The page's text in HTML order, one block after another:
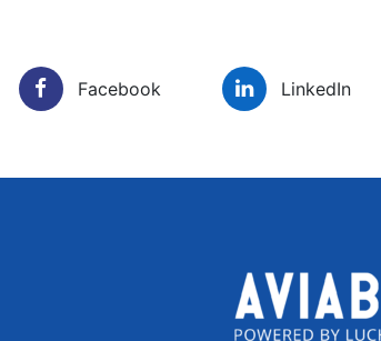
Facebook LinkedIn